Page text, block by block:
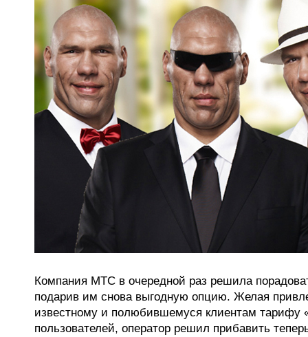
Компания МТС в очередной раз решила
подарив им снова выгодную опцию. Желая
известному и полюбившемуся клиентам
пользователей, оператор решил прибавить